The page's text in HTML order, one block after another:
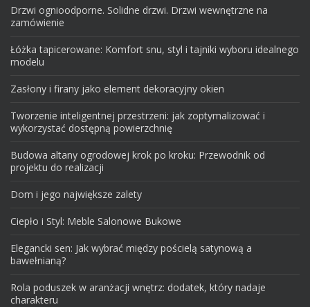
Drzwi ognioodporne. Solidne drzwi. Drzwi wewnętrzne na
zamówienie
Łóżka tapicerowane: Komfort snu, styl i tajniki wyboru idealnego
modelu
Zasłony i firany jako element dekoracyjny okien
Tworzenie inteligentnej przestrzeni: jak zoptymalizować i
wykorzystać dostępną powierzchnię
Budowa altany ogrodowej krok po kroku: Przewodnik od
projektu do realizacji
Dom i jego największe zalety
Ciepło i Styl: Meble Salonowe Bukowe
Elegancki sen: Jak wybrać między pościelą satynową a
bawełnianą?
Rola poduszek w aranżacji wnętrz: dodatek, który nadaje
charakteru